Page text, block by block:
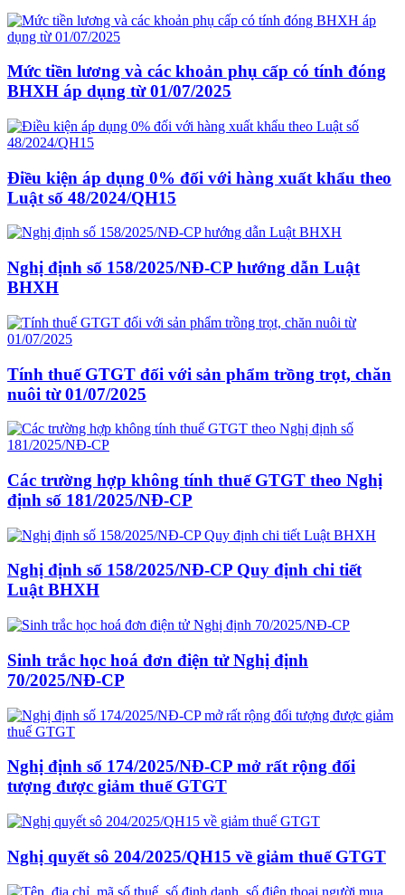
Mức tiền lương và các khoản phụ cấp có tính đóng
BHXH áp dụng từ 01/07/2025
Điều kiện áp dụng 0% đối với hàng xuất khẩu theo
Luật số 48/2024/QH15
Nghị định số 158/2025/NĐ-CP hướng dẫn Luật
BHXH
Tính thuế GTGT đối với sản phẩm trồng trọt, chăn
nuôi từ 01/07/2025
Các trường hợp không tính thuế GTGT theo Nghị
định số 181/2025/NĐ-CP
Nghị định số 158/2025/NĐ-CP Quy định chi tiết
Luật BHXH
Sinh trắc học hoá đơn điện tử Nghị định
70/2025/NĐ-CP
Nghị định số 174/2025/NĐ-CP mở rất rộng đối
tượng được giảm thuế GTGT
Nghị quyết sô 204/2025/QH15 về giảm thuế GTGT